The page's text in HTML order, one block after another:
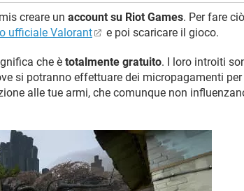
creare un account su Riot Games. Per fare ciò
ufficiale Valorant e poi scaricare il gioco.
che è totalmente gratuito. I loro introiti
si potranno effettuare dei micropagamenti per
alle tue armi, che comunque non